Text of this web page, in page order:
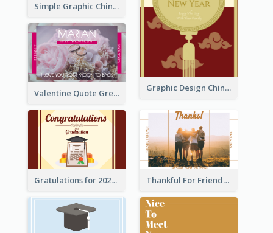
Simple Graphic Chinese New Year In Red And Yellow
Graphic Design Chinese New Year Greeting Card With Decorations
Valentine Quote Greeting Card
Gratulations for 2020 Graduation Greeting Card Thankful For Friendship Greeting Card